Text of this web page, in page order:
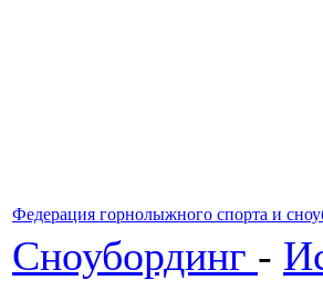
Федерация горнолыжного спорта и
Сноубординг -